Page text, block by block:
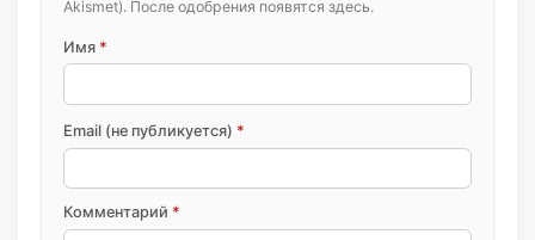
Akismet). После одобрения появятся здесь.
Имя *
Email (не публикуется) *
Комментарий *